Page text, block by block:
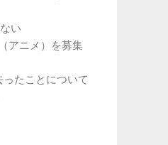
い
アニメ）を募集
たことについて